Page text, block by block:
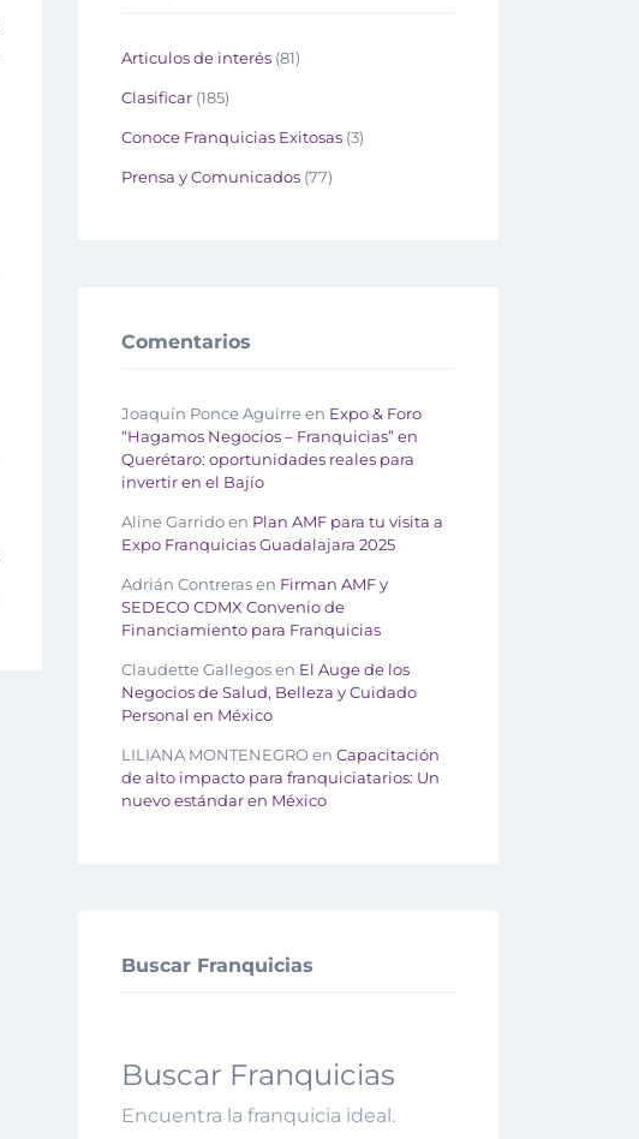
Articulos de interés (81)
Clasificar (185)
Conoce Franquicias Exitosas (3)
Prensa y Comunicados (77)
Comentarios
Joaquín Ponce Aguirreen Expo & Foro
“Hagamos Negocios – Franquicias” en
Querétaro: oportunidades reales para
invertir en el Bajío
Aline Garridoen Plan AMF para tu visita a
Expo Franquicias Guadalajara 2025
Adrián Contrerasen Firman AMF y
SEDECO CDMX Convenio de
Financiamiento para Franquicias
Claudette Gallegosen El Auge de los
Negocios de Salud, Belleza y Cuidado
Personal en México
LILIANA MONTENEGROen Capacitación
de alto impacto para franquiciatarios: Un
nuevo estándar en México
Buscar Franquicias
Buscar Franquicias
Encuentra la franquicia ideal.